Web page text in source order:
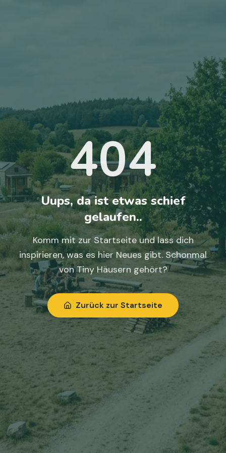
404
Uups, da ist etwas schief
gelaufen..
Komm mit zur Startseite und lass dich
inspirieren, was es hier Neues gibt. Schonmal
von Tiny Häusern gehört?
Zurück zur Startseite